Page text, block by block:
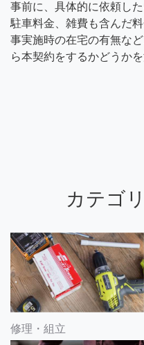
事前に、具体的に依頼し
駐車料金、雑費も含んだ
事実施時の在宅の有無な
ら本契約をするかどうかを
カテゴ
修理・組立